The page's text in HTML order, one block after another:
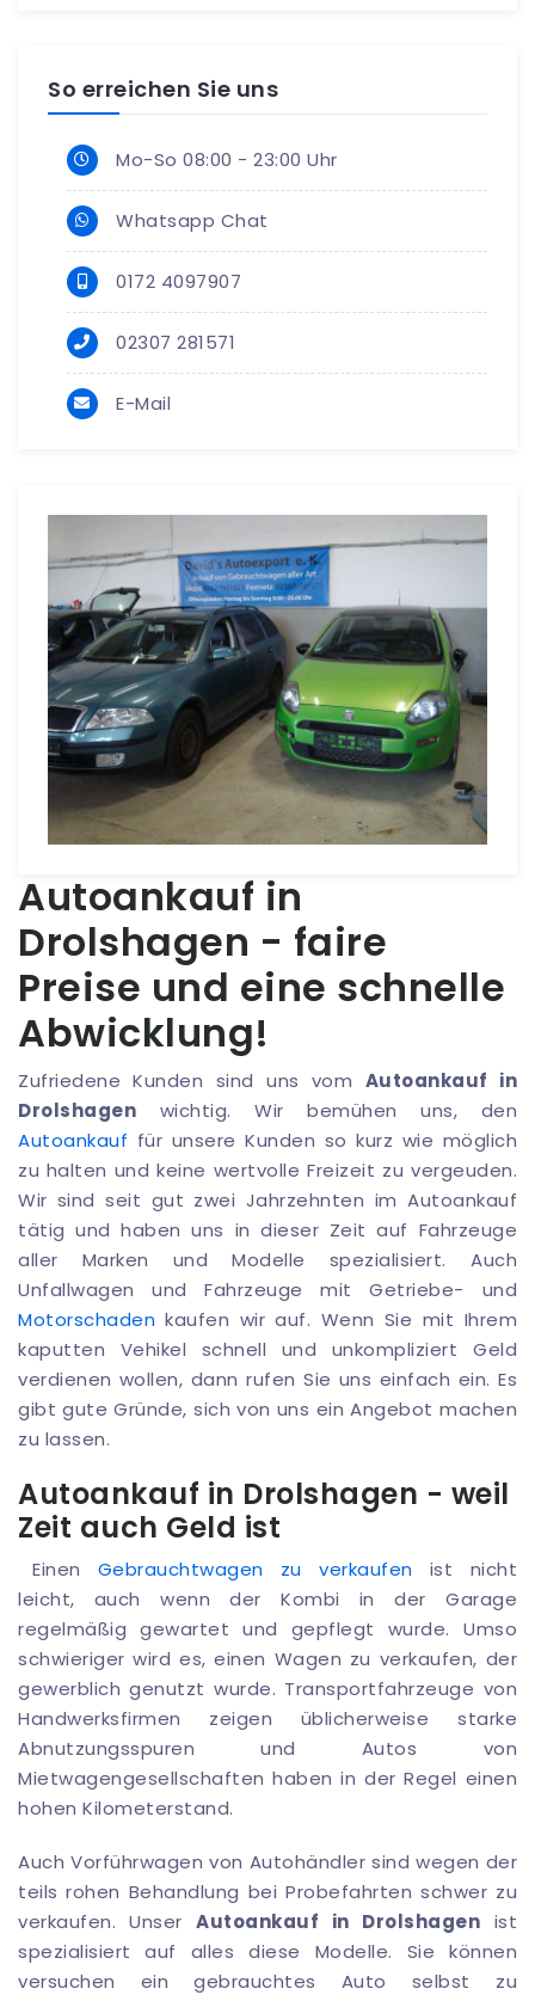
So erreichen Sie uns
Mo-So 08:00 - 23:00 Uhr
Whatsapp Chat
0172 4097907
02307 281571
E-Mail
Autoankauf in
Drolshagen - faire
Preise und eine schnelle
Abwicklung!
Zufriedene Kunden sind uns vom Autoankauf in
Drolshagen wichtig. Wir bemühen uns, den
Autoankauf für unsere Kunden so kurz wie möglich
zu halten und keine wertvolle Freizeit zu vergeuden.
Wir sind seit gut zwei Jahrzehnten im Autoankauf
tätig und haben uns in dieser Zeit auf Fahrzeuge
aller Marken und Modelle spezialisiert. Auch
Unfallwagen und Fahrzeuge mit Getriebe- und
Motorschaden kaufen wir auf. Wenn Sie mit Ihrem
kaputten Vehikel schnell und unkompliziert Geld
verdienen wollen, dann rufen Sie uns einfach ein. Es
gibt gute Gründe, sich von uns ein Angebot machen
zu lassen.
Autoankauf in Drolshagen - weil
Zeit auch Geld ist
Einen Gebrauchtwagen zu verkaufen ist nicht
leicht, auch wenn der Kombi in der Garage
regelmäßig gewartet und gepflegt wurde. Umso
schwieriger wird es, einen Wagen zu verkaufen, der
gewerblich genutzt wurde. Transportfahrzeuge von
Handwerksfirmen zeigen üblicherweise starke
Abnutzungsspuren und Autos von
Mietwagengesellschaften haben in der Regel einen
hohen Kilometerstand.
Auch Vorführwagen von Autohändler sind wegen der
teils rohen Behandlung bei Probefahrten schwer zu
verkaufen. UnserAutoankauf in Drolshagen ist
spezialisiert auf alles diese Modelle. Sie können
versuchen ein gebrauchtes Auto selbst zu